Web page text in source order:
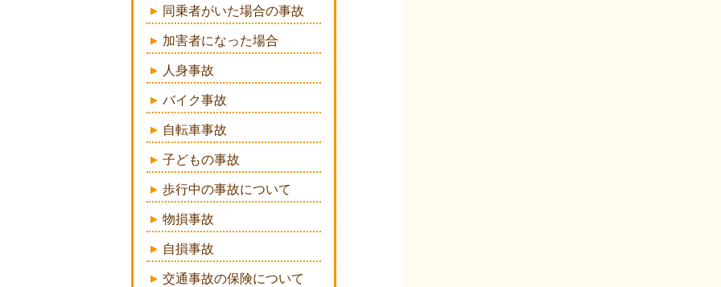
同乗者がいた場合の事故
加害者になった場合
人身事故
バイク事故
自転車事故
子どもの事故
歩行中の事故について
物損事故
自損事故
交通事故の保険について